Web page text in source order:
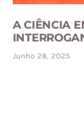
A CIÊNCIA
Junho 28, 2025